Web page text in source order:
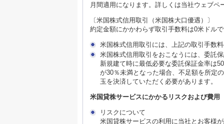
月間適用になります。詳しくは当社ウェブペ
〔米国株式信用取引（米国株大口優遇）〕
約定金額にかかわらず取引手数料は0米ドル
米国株式信用取引には、上記の取引手数
米国株式信用取引をおこなうには、委託
新規建て時に最低必要な委託保証金率は
が30％未満となった場合、不足額を所定
玉を決済していただく必要があります。
米国貸株サービスにかかるリスクおよび費用
リスクについて
米国貸株サービスの利用に当社とお客様